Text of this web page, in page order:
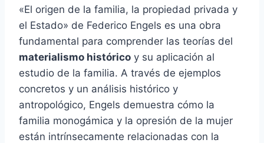
«El origen de la familia, la propiedad privada y
el Estado» de Federico Engels es una obra
fundamental para comprender las teorías del
materialismo histórico y su aplicación al
estudio de la familia. A través de ejemplos
concretos y un análisis histórico y
antropológico, Engels demuestra cómo la
familia monogámica y la opresión de la mujer
están intrínsecamente relacionadas con la